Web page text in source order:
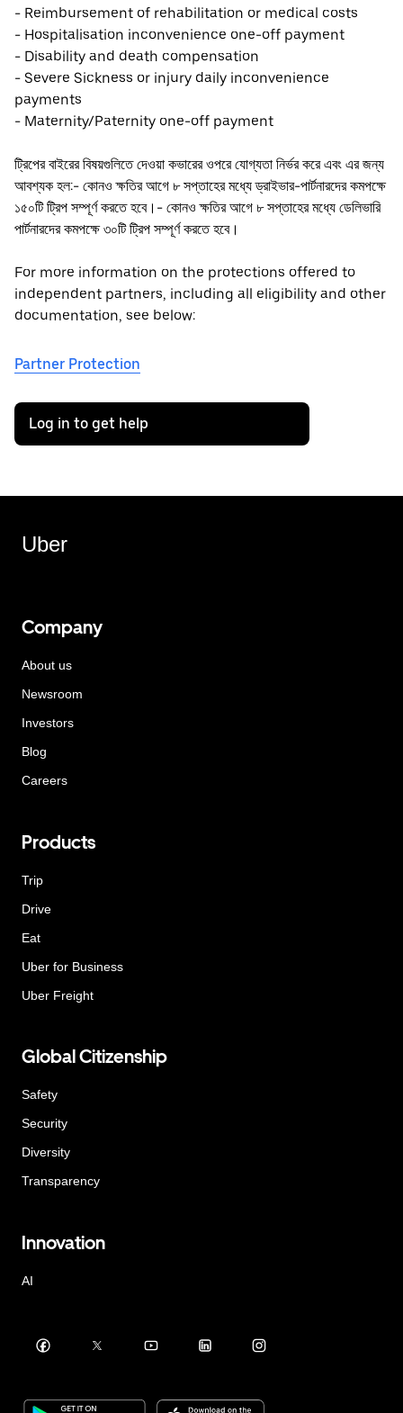
- Reimbursement of rehabilitation or medical costs
- Hospitalisation inconvenience one-off payment
- Disability and death compensation
- Severe Sickness or injury daily inconvenience
payments
- Maternity/Paternity one-off payment
ট্রিপের বাইরের বিষয়গুলিতে দেওয়া কভারের ওপরে যোগ্যতা নির্ভর করে এবং এর জন্য
আবশ্যক হল:- কোনও ক্ষতির আগে ৮ সপ্তাহের মধ্যে ড্রাইভার-পার্টনারদের কমপক্ষে
১৫০টি ট্রিপ সম্পূর্ণ করতে হবে।- কোনও ক্ষতির আগে ৮ সপ্তাহের মধ্যে ডেলিভারি
পার্টনারদের কমপক্ষে ৩০টি ট্রিপ সম্পূর্ণ করতে হবে।
For more information on the protections offered to
independent partners, including all eligibility and other
documentation, see below:
Partner Protection
Log in to get help
Uber
Company
About us
Newsroom
Investors
Blog
Careers
Products
Trip
Drive
Eat
Uber for Business
Uber Freight
Global Citizenship
Safety
Security
Diversity
Transparency
Innovation
AI